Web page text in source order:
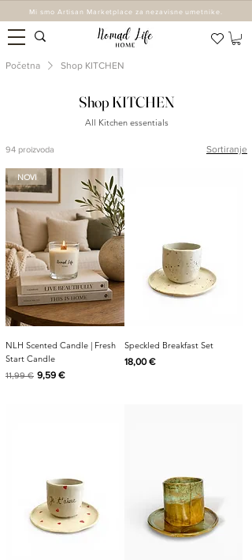
Mi smo Artisan Marketplace za nezavisne umetnike.
Početna Shop KITCHEN
Shop KITCHEN
All Kitchen essentials
94 proizvoda Sortiranje
NOVI
NLH Scented Candle | Fresh
Start Candle
Redovna cijena
11,99 € Cijena s popustom
9,59 €
Speckled Breakfast Set
Cijena
18,00 €